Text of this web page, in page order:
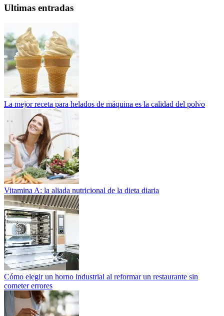
Ultimas entradas
La mejor receta para helados de máquina es la calidad del polvo
Vitamina A: la aliada nutricional de la dieta diaria
Cómo elegir un horno industrial al reformar un restaurante sin
cometer errores